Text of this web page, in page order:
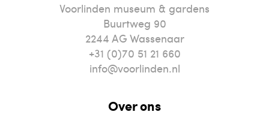
Voorlinden museum & gardens
Buurtweg 90
2244 AG Wassenaar
+31 (0)70 51 21 660
info@voorlinden.nl
Over ons